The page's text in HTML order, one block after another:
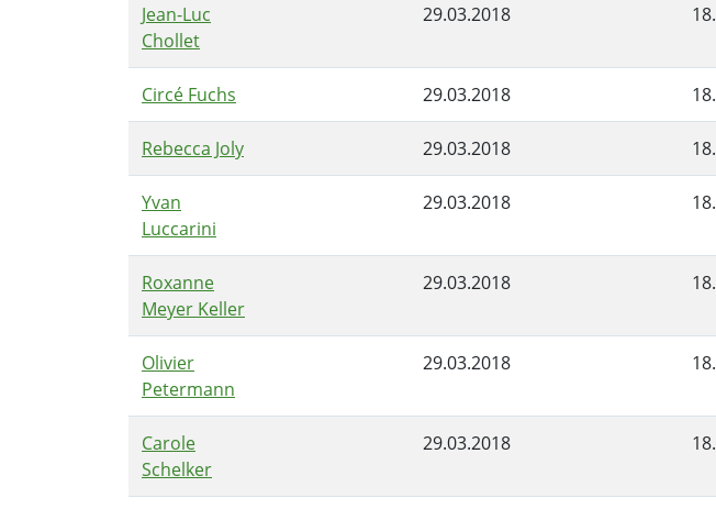
Jean-Luc
Chollet
29.03.2018
Circé Fuchs 29.03.2018
Rebecca Joly 29.03.2018
Yvan
Luccarini
29.03.2018
Roxanne
Meyer Keller
29.03.2018
Olivier
Petermann
29.03.2018
Carole
Schelker
29.03.2018